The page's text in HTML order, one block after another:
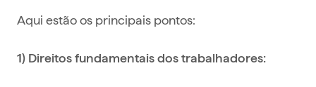
Aqui estão os principais pontos:
1) Direitos fundamentais dos trabalhadores: